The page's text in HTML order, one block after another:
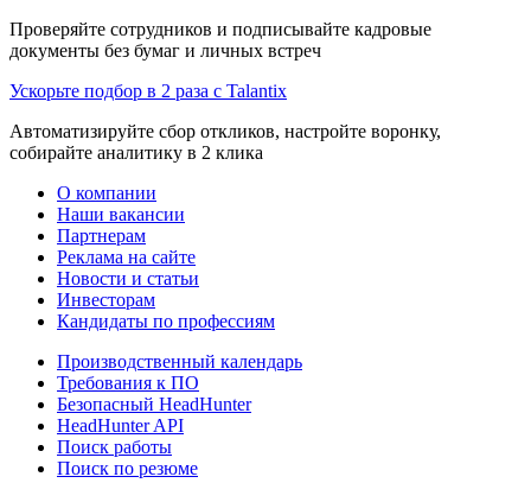
Проверяйте сотрудников и подписывайте кадровые
документы без бумаг и личных встреч
Ускорьте подбор в 2 раза с Talantix
Автоматизируйте сбор откликов, настройте воронку,
собирайте аналитику в 2 клика
О компании
Наши вакансии
Партнерам
Реклама на сайте
Новости и статьи
Инвесторам
Кандидаты по профессиям
Производственный календарь
Требования к ПО
Безопасный HeadHunter
HeadHunter API
Поиск работы
Поиск по резюме